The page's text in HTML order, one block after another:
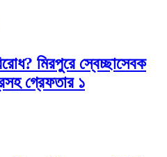
মিরপুরে স্বেচ্ছাসেবক
গ্রেফতার ১